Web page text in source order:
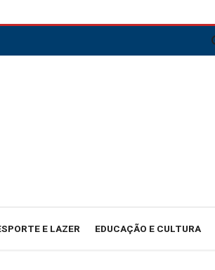
E LAZER EDUCAÇÃO E CULTURA